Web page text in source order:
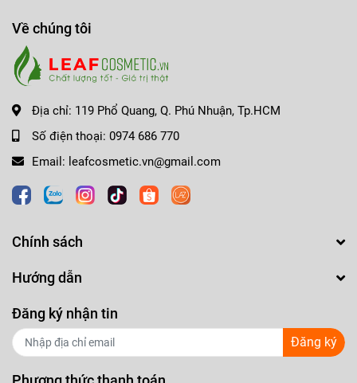
Về chúng tôi
Địa chỉ: 119 Phổ Quang, Q. Phú Nhuận, Tp.HCM
Số điện thoại: 0974 686 770
Email: leafcosmetic.vn@gmail.com
Chính sách
Hướng dẫn
Đăng ký nhận tin
Đăng ký